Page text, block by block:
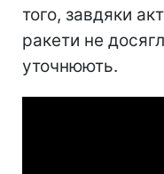
того, завдяки
ракети не
уточнюють.